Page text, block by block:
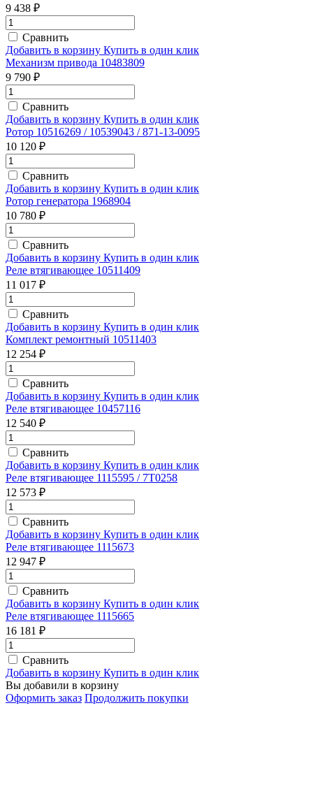
9 438 ₽
Сравнить
Добавить в корзину Купить в один клик
Механизм привода 10483809
9 790 ₽
Сравнить
Добавить в корзину Купить в один клик
Ротор 10516269 / 10539043 / 871-13-0095
10 120 ₽
Сравнить
Добавить в корзину Купить в один клик
Ротор генератора 1968904
10 780 ₽
Сравнить
Добавить в корзину Купить в один клик
Реле втягивающее 10511409
11 017 ₽
Сравнить
Добавить в корзину Купить в один клик
Комплект ремонтный 10511403
12 254 ₽
Сравнить
Добавить в корзину Купить в один клик
Реле втягивающее 10457116
12 540 ₽
Сравнить
Добавить в корзину Купить в один клик
Реле втягивающее 1115595 / 7T0258
12 573 ₽
Сравнить
Добавить в корзину Купить в один клик
Реле втягивающее 1115673
12 947 ₽
Сравнить
Добавить в корзину Купить в один клик
Реле втягивающее 1115665
16 181 ₽
Сравнить
Добавить в корзину Купить в один клик
Вы добавили в корзину
Оформить заказ Продолжить покупки